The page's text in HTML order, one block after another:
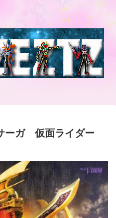
ーガ 仮面ライダー